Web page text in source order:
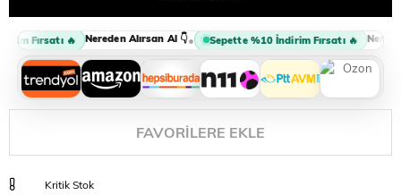
Fırsatı 🔥 Nereden Alırsan Al 👇• Sepette %10 İndirim Fırsatı 🔥
FAVORILERE EKLE
Kritik Stok